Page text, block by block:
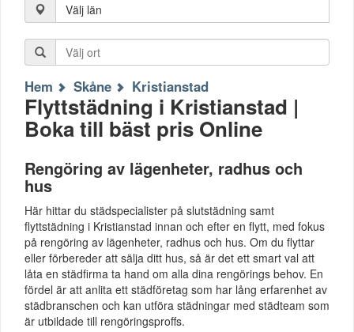
Välj län
Hem Skåne Kristianstad
Flyttstädning i Kristianstad |
Boka till bäst pris Online
Rengöring av lägenheter, radhus och
hus
Här hittar du städspecialister på slutstädning samt
flyttstädning i Kristianstad innan och efter en flytt, med fokus
på rengöring av lägenheter, radhus och hus. Om du flyttar
eller förbereder att sälja ditt hus, så är det ett smart val att
låta en städfirma ta hand om alla dina rengörings behov. En
fördel är att anlita ett städföretag som har lång erfarenhet av
städbranschen och kan utföra städningar med städteam som
är utbildade till rengöringsproffs.